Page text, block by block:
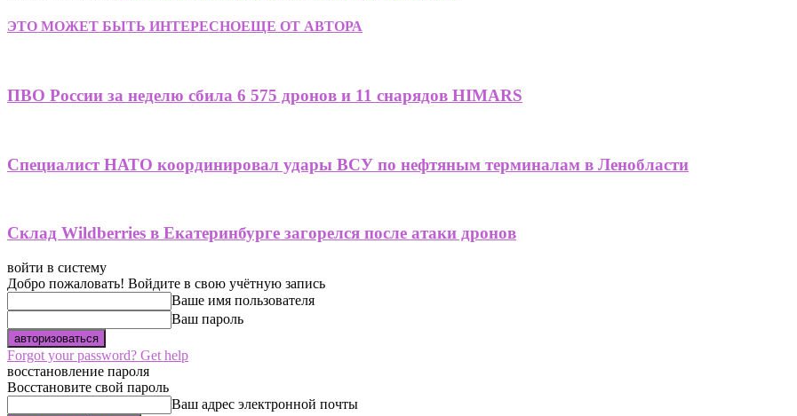
ЭТО МОЖЕТ БЫТЬ ИНТЕРЕСНОЕЩЕ ОТ АВТОРА
ПВО России за неделю сбила 6 575 дронов и 11 снарядов HIMARS
Специалист НАТО координировал удары ВСУ по нефтяным терминалам в Ленобласти
Склад Wildberries в Екатеринбурге загорелся после атаки дронов
войти в систему
Добро пожаловать! Войдите в свою учётную запись
Ваше имя пользователя
Ваш пароль
Forgot your password? Get help
восстановление пароля
Восстановите свой пароль
Ваш адрес электронной почты